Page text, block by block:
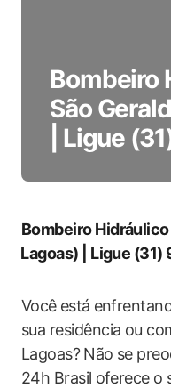
Bombeiro
São
| Ligue
Bombeiro
⁣Lagoas) | Ligue
Você⁣ está
sua residência ou
Lagoas? ⁤Não se
24h Brasil⁣ oferece o